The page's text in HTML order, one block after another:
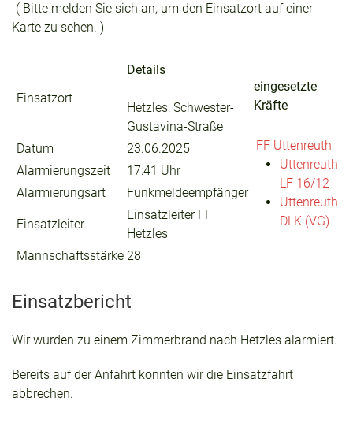
( Bitte melden Sie sich an, um den Einsatzort auf einer
Karte zu sehen. )
Einsatzort
Details
Hetzles, Schwester-
Gustavina-Straße
Datum
23.06.2025
Alarmierungszeit
17:41 Uhr
Alarmierungsart
Funkmeldeempfänger
Einsatzleiter
Einsatzleiter FF
Hetzles
Mannschaftsstärke 28
eingesetzte
Kräfte
FF Uttenreuth
Uttenreuth
LF 16/12
Uttenreuth
DLK (VG)
Einsatzbericht
Wir wurden zu einem Zimmerbrand nach Hetzles alarmiert.
Bereits auf der Anfahrt konnten wir die Einsatzfahrt
abbrechen.